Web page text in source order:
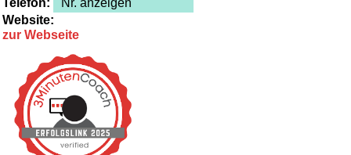
Telefon:
Nr. anzeigen
Website:
zur Webseite